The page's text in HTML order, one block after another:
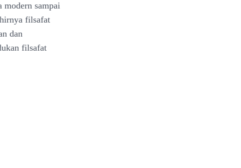
modern sampai
filsafat
dan
filsafat